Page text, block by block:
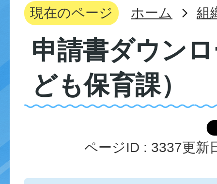
現在のページ ホーム 組
申請書ダウン
ども保育課）
ページID : 3337更新